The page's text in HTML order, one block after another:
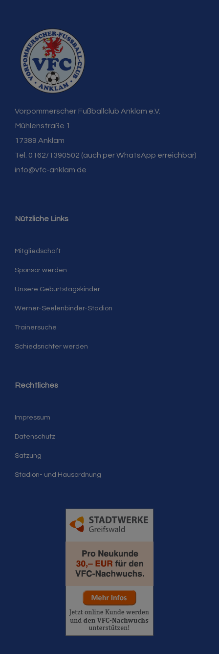
Vorpommerscher Fußballclub Anklam e.V.
Mühlenstraße 1
17389 Anklam
Tel. 0162/1390502 (auch per WhatsApp erreichbar)
info@vfc-anklam.de
Nützliche Links
Mitgliedschaft
Sponsor werden
Unsere Geburtstagskinder
Werner-Seelenbinder-Stadion
Trainersuche
Schiedsrichter werden
Rechtliches
Impressum
Datenschutz
Satzung
Stadion- und Hausordnung